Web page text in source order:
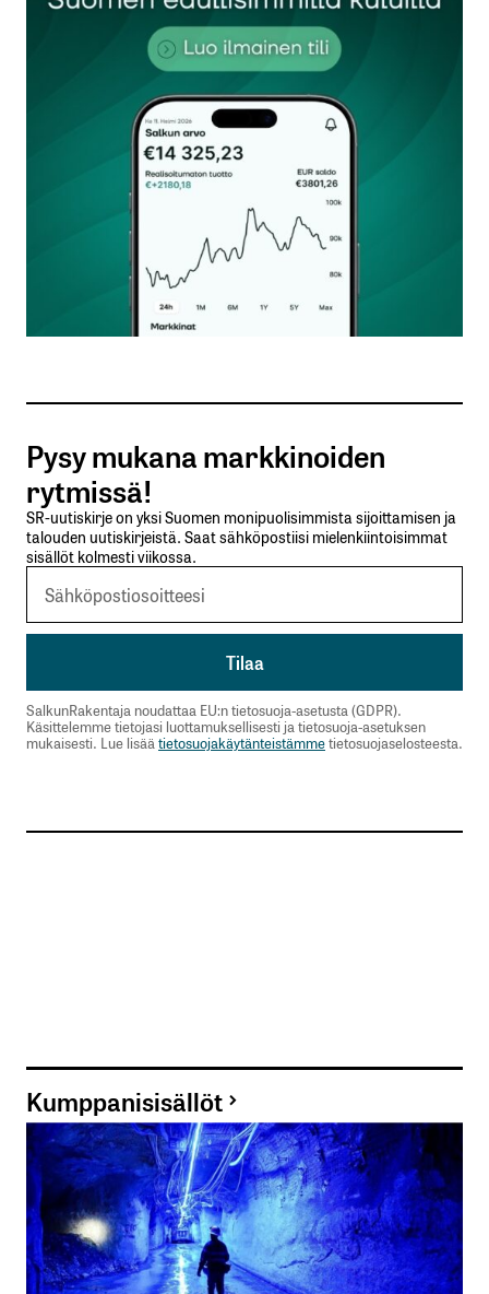
Sähköpostiosoitettasi ei julkaista.Pakolliset
kentät on merkitty*
Kommentti*
Nimesi tai nimimerkkisi
Sähköpostiosoitteesi
Tilaa SalkunRakentajan uutiskirje
Lähetä kommentti
Pysy mukana markkinoiden
rytmissä!
SR-uutiskirje on yksi Suomen monipuolisimmista sijoittamisen ja
talouden uutiskirjeistä. Saat sähköpostiisi mielenkiintoisimmat
sisällöt kolmesti viikossa.
SalkunRakentaja noudattaa EU:n tietosuoja-asetusta (GDPR).
Käsittelemme tietojasi luottamuksellisesti ja tietosuoja-asetuksen
mukaisesti. Lue lisää tietosuojakäytänteistämmetietosuojaselosteesta.
Kumppanisisällöt